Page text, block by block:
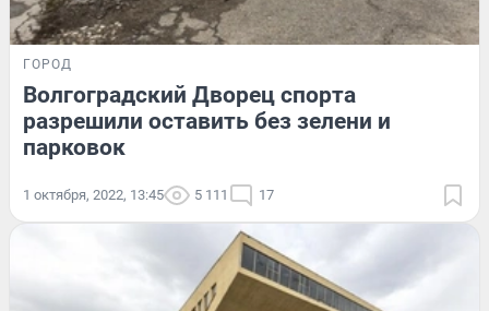
ГОРОД
Волгоградский Дворец спорта
разрешили оставить без зелени и
парковок
1 октября, 2022, 13:45 5 111 17